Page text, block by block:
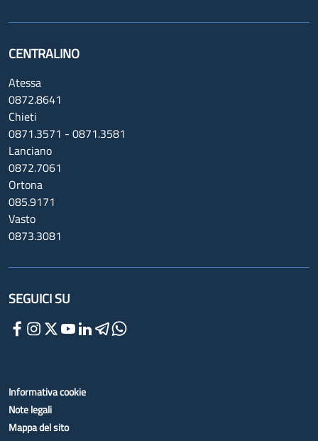
CENTRALINO
Atessa
0872.8641
Chieti
0871.3571 - 0871.3581
Lanciano
0872.7061
Ortona
085.9171
Vasto
0873.3081
SEGUICI SU
Informativa cookie
Note legali
Mappa del sito